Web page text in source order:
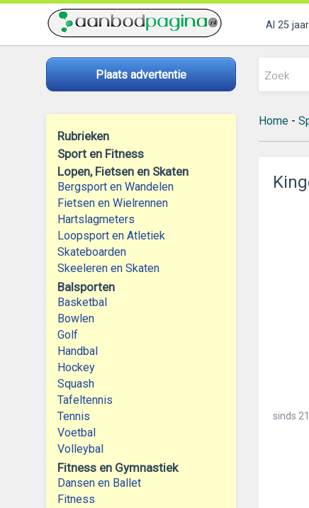
Al 25
Plaats advertentie
Rubrieken
Sport en Fitness
Lopen, Fietsen en Skaten
Bergsport en Wandelen
Fietsen en Wielrennen
Hartslagmeters
Loopsport en Atletiek
Skateboarden
Skeeleren en Skaten
Balsporten
Basketbal
Bowlen
Golf
Handbal
Hockey
Squash
Tafeltennis
Tennis
Voetbal
Volleybal
Fitness en Gymnastiek
Dansen en Ballet
Fitness
Home-
sinds